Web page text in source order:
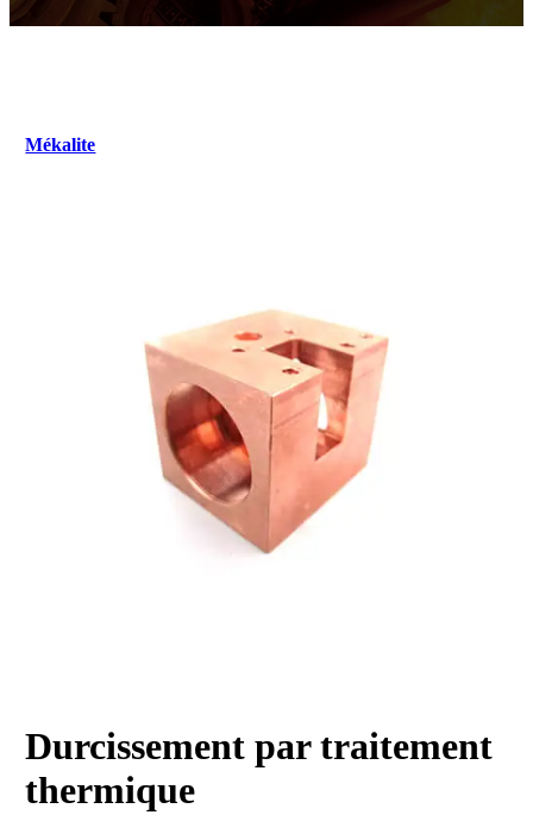
Mékalite
Durcissement par traitement
thermique